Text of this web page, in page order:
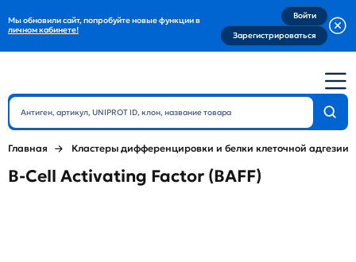
Мы обновили сайт, попробуйте новые функции в
личном кабинете!
Войти
Зарегистрироваться
Главная Кластеры дифференцировки и белки клеточной адгезии
B-Cell Activating Factor (BAFF)